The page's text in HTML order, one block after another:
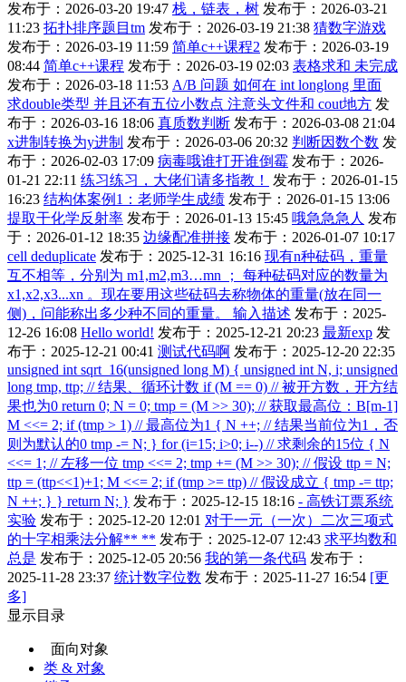
发布于：2026-03-20 19:47 栈，链表，树 发布于：2026-03-21
11:23 拓扑排序题目tm 发布于：2026-03-19 21:38 猜数字游戏
发布于：2026-03-19 11:59 简单c++课程2 发布于：2026-03-19
08:44 简单c++课程 发布于：2026-03-19 02:03 表格求和 未完成
发布于：2026-03-18 11:53 A/B 问题 如何在 int longlong 里面
求double类型 并且还有五位小数点 注意头文件和 cout地方 发
布于：2026-03-16 18:06 真质数判断 发布于：2026-03-08 21:04
x进制转换为y进制 发布于：2026-03-06 20:32 判断因数个数 发
布于：2026-02-03 17:09 病毒哦谁打开谁倒霉 发布于：2026-
01-21 22:11 练习练习，大佬们请多指教！
发布于：2026-01-15
16:23 结构体案例1：老师学生成绩 发布于：2026-01-15 13:06
提取干化学反射率 发布于：2026-01-13 15:45 哦急急急人 发布
于：2026-01-12 18:35 边缘配准拼接 发布于：2026-01-07 10:17
cell deduplicate 发布于：2025-12-31 16:16 现有n种砝码，重量
互不相等，分别为 m1,m2,m3…mn ； 每种砝码对应的数量为
x1,x2,x3...xn 。现在要用这些砝码去称物体的重量(放在同一
侧)，问能称出多少种不同的重量。 输入描述 发布于：2025-
12-26 16:08 Hello world! 发布于：2025-12-21 20:23 最新exp 发
布于：2025-12-21 00:41 测试代码啊 发布于：2025-12-20 22:35
unsigned int sqrt_16(unsigned long M) { unsigned int N, i; unsigned
long tmp, ttp; // 结果、循环计数 if (M == 0) // 被开方数，开方结
果也为0 return 0; N = 0; tmp = (M >> 30); // 获取最高位：B[m-1]
M <<= 2; if (tmp > 1) // 最高位为1 { N ++; // 结果当前位为1，否
则为默认的0 tmp -= N; } for (i=15; i>0; i--) // 求剩余的15位 { N
<<= 1; // 左移一位 tmp <<= 2; tmp += (M >> 30); // 假设 ttp = N;
ttp = (ttp<<1)+1; M <<= 2; if (tmp >= ttp) // 假设成立 { tmp -= ttp;
N ++; } } return N; } 发布于：2025-12-15 18:16 - 高铁订票系统
实验 发布于：2025-12-20 12:01 对于一元（一次）二次三项式
的十字相乘法分解** ** 发布于：2025-12-07 12:43 求平均数和
总是 发布于：2025-12-05 20:56 我的第一条代码 发布于：
2025-11-28 23:37 统计数字位数 发布于：2025-11-27 16:54 [更
多]
显示目录
面向对象
类 & 对象